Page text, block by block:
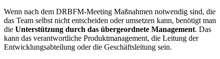
Wenn nach dem DRBFM-Meeting Maßnahmen notwendig sind, die
das Team selbst nicht entscheiden oder umsetzen kann, benötigt man
die Unterstützung durch das übergeordnete Management. Das
kann das verantwortliche Produktmanagement, die Leitung der
Entwicklungsabteilung oder die Geschäftsleitung sein.